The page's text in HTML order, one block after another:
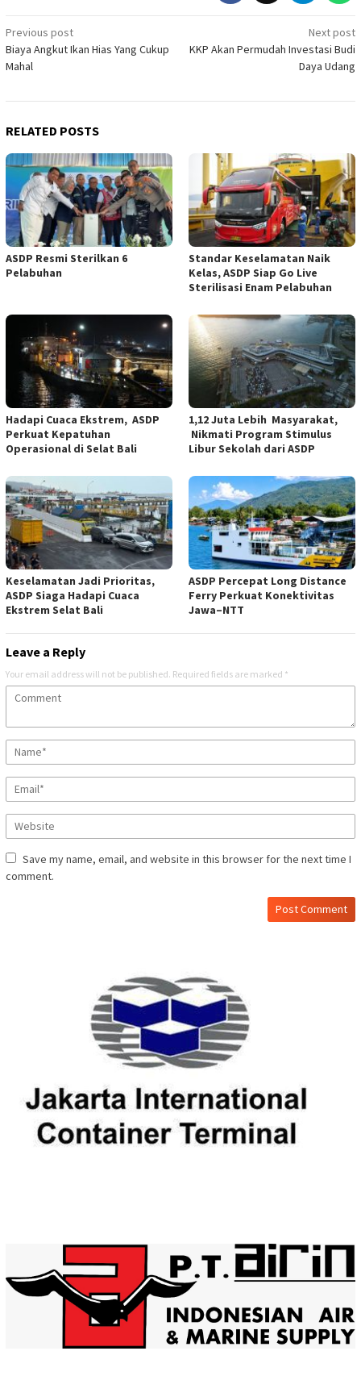
Post
navigation
Previous post
Biaya Angkut Ikan Hias Yang Cukup
Mahal
Next post
KKP Akan Permudah Investasi Budi
Daya Udang
RELATED POSTS
ASDP Resmi Sterilkan 6
Pelabuhan
Standar Keselamatan Naik
Kelas, ASDP Siap Go Live
Sterilisasi Enam Pelabuhan
Hadapi Cuaca Ekstrem, ASDP
Perkuat Kepatuhan
Operasional di Selat Bali
1,12 Juta Lebih Masyarakat,
Nikmati Program Stimulus
Libur Sekolah dari ASDP
Keselamatan Jadi Prioritas,
ASDP Siaga Hadapi Cuaca
Ekstrem Selat Bali
ASDP Percepat Long Distance
Ferry Perkuat Konektivitas
Jawa–NTT
Leave a Reply
Your email address will not be published. Required fields are marked *
Save my name, email, and website in this browser for the next time I
comment.